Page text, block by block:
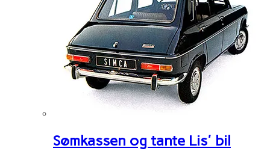
Sømkassen og tante Lis' bil